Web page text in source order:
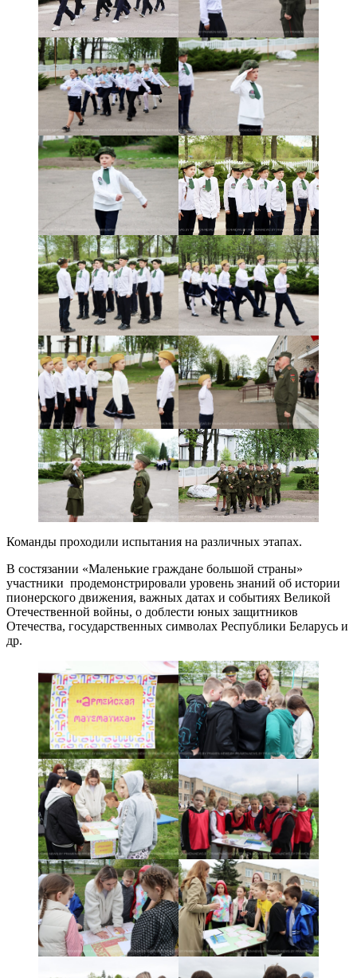
Команды проходили испытания на различных этапах.
В состязании «Маленькие граждане большой страны»
участники продемонстрировали уровень знаний об истории
пионерского движения, важных датах и событиях Великой
Отечественной войны, о доблести юных защитников
Отечества, государственных символах Республики Беларусь и
др.